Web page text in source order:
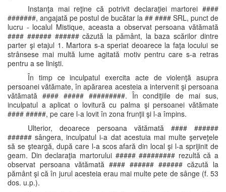
Instanţa mai reţine că potrivit declaraţiei martorei ####
#######, angajată pe postul de bucătar la ## #### SRL, punct de
lucru - localul Mistique, aceasta a observat persoana vătămată
#### ###### ###### căzută la pământ, la baza scărilor dintre
parter şi etajul 1. Martora s-a speriat deoarece la faţa locului se
strânsese mai multă lume agitată motiv pentru care s-a retras
pentru a se linişti.
În timp ce inculpatul exercita acte de violenţă asupra
persoanei vătămate, în apărarea acesteia a intervenit şi persoana
vătămată #### ##### #########. În condiţiile de mai sus,
inculpatul a aplicat o lovitură cu palma şi persoanei vătămate
#### #####, pe care l-a lovit în zona frunţii şi l-a împins.
Ulterior, deoarece persoana vătămată #### ######
###### sângera, inculpatul i-a dat acestuia mai multe şerveţele
să se şteargă, după care l-a scos afară din local şi l-a sprijinit de
geam. Din declaraţia martorului ##### ######### rezultă că a
observat persoana vătămată #### ###### ###### căzută la
pământ şi că în jurul acesteia erau mai multe pete de sânge (f. 53
dos. u.p.).